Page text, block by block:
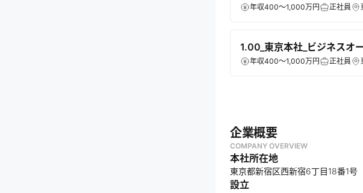
年収400～1,000万円 正社員
1.00_東京本社_ビジネスオ
年収400～1,000万円 正社員
企業概要
COMPANY OVERVIEW
本社所在地
東京都新宿区西新宿6丁目18番1
設立